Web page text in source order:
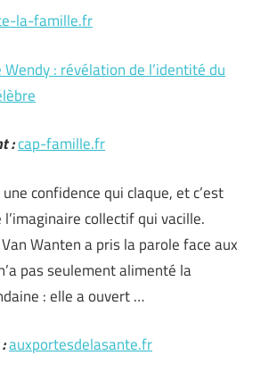
la-famille.fr
Wendy : révélation de l’identité du
:cap-famille.fr
confidence qui claque, et c’est
collectif qui vacille.
Wanten a pris la parole face aux
pas seulement alimenté la
: elle a ouvert …
auxportesdelasante.fr